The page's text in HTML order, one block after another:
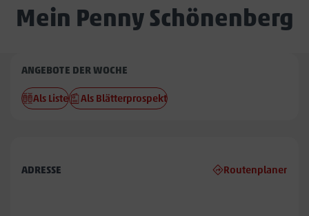
Mein Penny Schönenberg
Penny
Schönenberg
ANGEBOTE DER WOCHE
Als Liste Als Blätterprospekt
ADRESSE Routenplaner